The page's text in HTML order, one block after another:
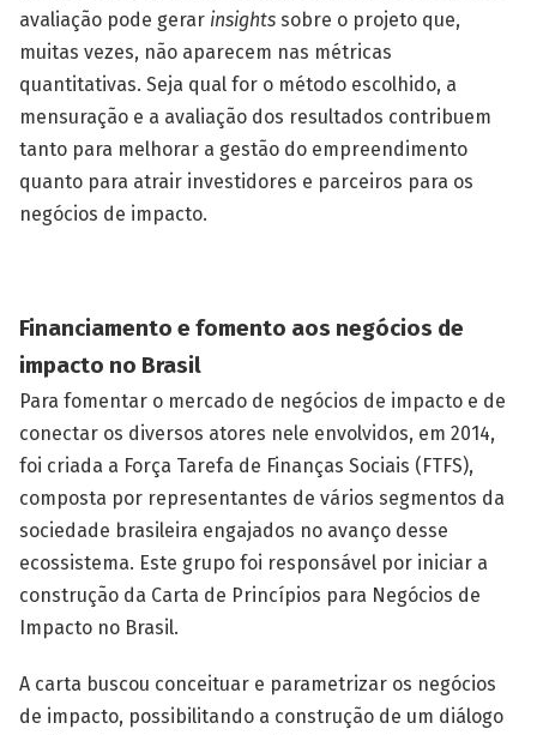
avaliação pode gerar insights sobre o projeto que,
muitas vezes, não aparecem nas métricas
quantitativas. Seja qual for o método escolhido, a
mensuração e a avaliação dos resultados contribuem
tanto para melhorar a gestão do empreendimento
quanto para atrair investidores e parceiros para os
negócios de impacto.
Financiamento e fomento aos negócios de
impacto no Brasil
Para fomentar o mercado de negócios de impacto e de
conectar os diversos atores nele envolvidos, em 2014,
foi criada a Força Tarefa de Finanças Sociais (FTFS),
composta por representantes de vários segmentos da
sociedade brasileira engajados no avanço desse
ecossistema. Este grupo foi responsável por iniciar a
construção da Carta de Princípios para Negócios de
Impacto no Brasil.
A carta buscou conceituar e parametrizar os negócios
de impacto, possibilitando a construção de um diálogo